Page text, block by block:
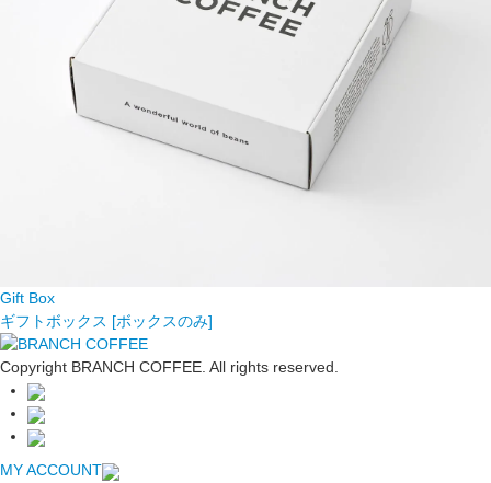
Gift Box
ギフトボックス [ボックスのみ]
Copyright BRANCH COFFEE. All rights reserved.
MY ACCOUNT